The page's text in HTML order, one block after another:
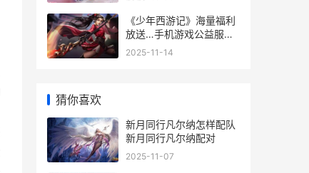
《少年西游记》海量福利
放送…手机游戏公益服你
不可以有失的年度爆款 少
2025-11-14
猜你喜欢
新月同行凡尔纳怎样配队
新月同行凡尔纳配对
2025-11-07